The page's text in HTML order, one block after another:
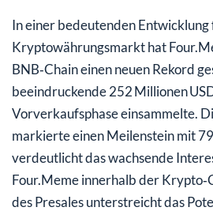
In einer bedeutenden Entwicklung
Kryptowährungsmarkt hat
BNB‑Chain einen neuen Rekord
beeindruckende 252 Millionen
Vorverkaufsphase einsammelte.
markierte einen Meilenstein mit
verdeutlicht das wachsende
Four.Meme innerhalb der
des Presales unterstreicht das